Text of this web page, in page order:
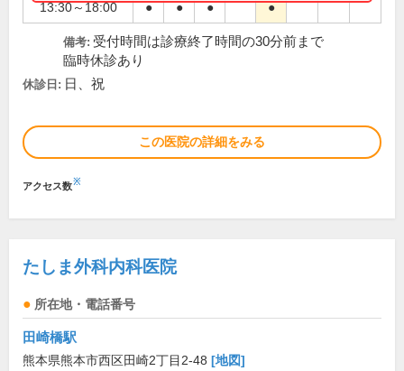
13:30～18:00 ● ● ● ●
備考: 受付時間は診療終了時間の30分前まで
臨時休診あり
休診日: 日、祝
この医院の詳細をみる
アクセス数※
たしま外科内科医院
所在地・電話番号
田崎橋駅
熊本県熊本市西区田崎2丁目2-48 [地図]